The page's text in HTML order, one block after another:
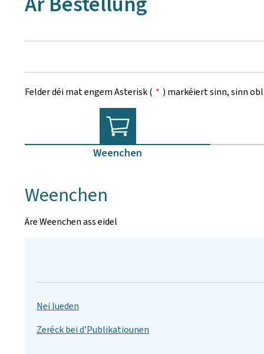
Felder déi mat engem Asterisk ( * ) markéiert sinn, sinn
Weenchen
Weenchen
Äre Weenchen ass eidel